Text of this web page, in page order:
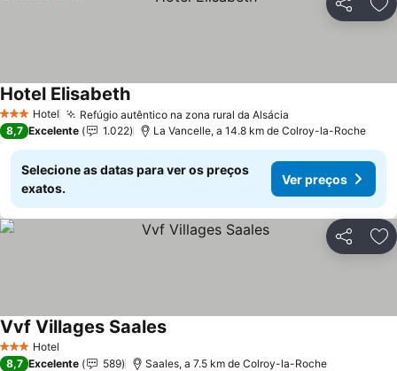
Partilhar
3 EstrelasHotel Refúgio autêntico na zona rural da Alsácia
Hotel ElisabethVer preços
8,7 Excelente 1.022 La Vancelle, a 14.8 km de Colroy-la-Roche
Selecione as datas para ver os preços
exatos.
Ver preços
Partilhar
3 EstrelasHotel
Vvf Villages SaalesVer preços
8,7 Excelente 589 Saales, a 7.5 km de Colroy-la-Roche